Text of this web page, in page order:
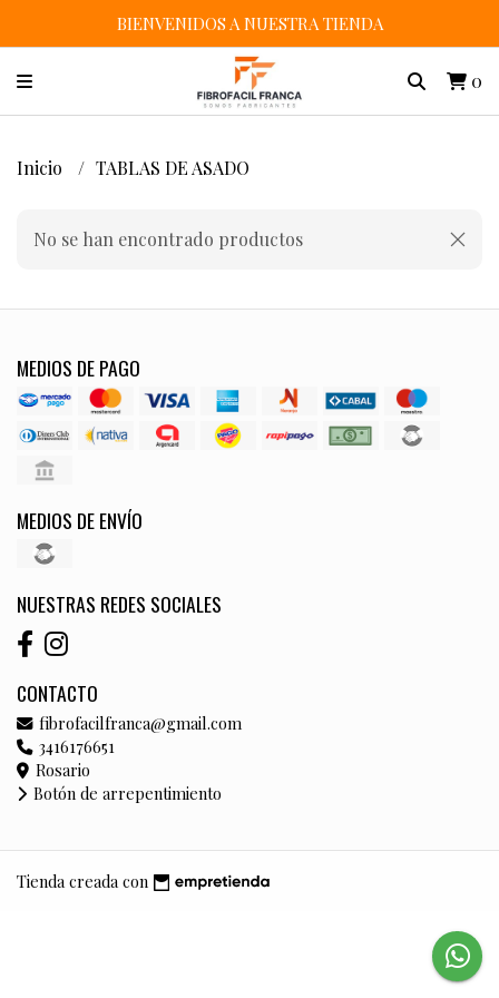
BIENVENIDOS A NUESTRA TIENDA
0
Inicio TABLAS DE ASADO
No se han encontrado productos
MEDIOS DE PAGO
MEDIOS DE ENVÍO
NUESTRAS REDES SOCIALES
CONTACTO
fibrofacilfranca@gmail.com
3416176651
Rosario
Botón de arrepentimiento
Tienda creada con